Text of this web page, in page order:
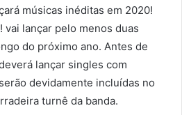
músicas inéditas em 2020!
vai lançar pelo menos duas
do próximo ano. Antes de
lançar singles com
devidamente incluídas no
turnê da banda.